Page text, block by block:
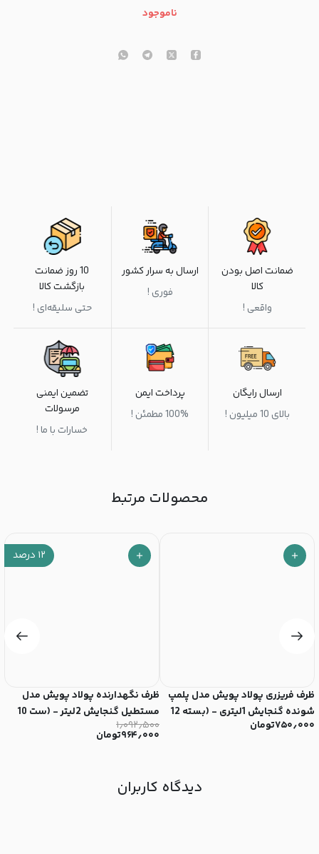
ناموجود
ضمانت اصل بودن
کالا
واقعی !
ارسال به سرار کشور
فوری !
10 روز ضمانت
بازگشت کالا
حتی سلیقه‌ای !
ارسال رایگان
بالای 10 میلیون !
پرداخت ایمن
100% مطمئن !
تضمین ایمنی
مرسولات
خسارات با ما !
محصولات مرتبط
ظرف فريزری پولاد پویش مدل پلمپ
شونده گنجایش 1لیتری - (بسته 12
عددی)
۷۵۰٫۰۰۰تومان
۱۲ درصد
ظرف نگهدارنده پولاد پویش مدل
مستطیل گنجایش 2لیتر - (ست 10
عددی)
۱٫۰۹۲٫۵۰۰
۹۶۴٫۰۰۰تومان
دیدگاه کاربران